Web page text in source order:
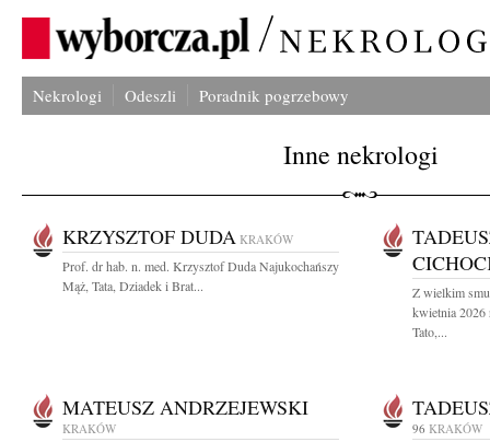
Nekrologi Odeszli Poradnik pogrzebowy
Inne nekrologi
KRZYSZTOF DUDA KRAKÓW
Prof. dr hab. n. med. Krzysztof Duda Najukochańszy
Mąż, Tata, Dziadek i Brat...
Z wielkim
kwietnia 2026
Tato,...
MATEUSZ ANDRZEJEWSKI
KRAKÓW 96 KRAKÓW